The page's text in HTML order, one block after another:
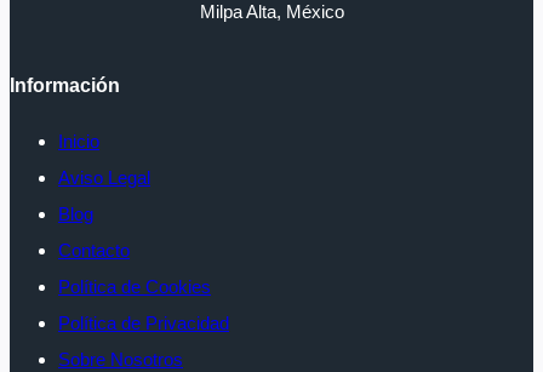
Milpa Alta, México
Información
Inicio
Aviso Legal
Blog
Contacto
Política de Cookies
Política de Privacidad
Sobre Nosotros